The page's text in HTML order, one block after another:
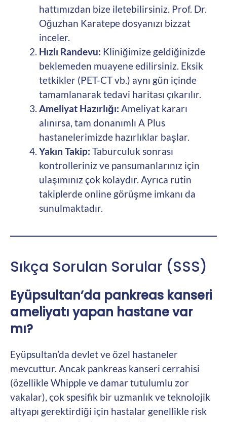
hattımızdan bize iletebilirsiniz. Prof. Dr.
Oğuzhan Karatepe dosyanızı bizzat
inceler.
Hızlı Randevu: Kliniğimize geldiğinizde
beklemeden muayene edilirsiniz. Eksik
tetkikler (PET-CT vb.) aynı gün içinde
tamamlanarak tedavi haritası çıkarılır.
Ameliyat Hazırlığı: Ameliyat kararı
alınırsa, tam donanımlı A Plus
hastanelerimizde hazırlıklar başlar.
Yakın Takip: Taburculuk sonrası
kontrolleriniz ve pansumanlarınız için
ulaşımınız çok kolaydır. Ayrıca rutin
takiplerde online görüşme imkanı da
sunulmaktadır.
Sıkça Sorulan Sorular (SSS)
Eyüpsultan’da pankreas kanseri
ameliyatı yapan hastane var
mı?
Eyüpsultan’da devlet ve özel hastaneler
mevcuttur. Ancak pankreas kanseri cerrahisi
(özellikle Whipple ve damar tutulumlu zor
vakalar), çok spesifik bir uzmanlık ve teknolojik
altyapı gerektirdiği için hastalar genellikle risk